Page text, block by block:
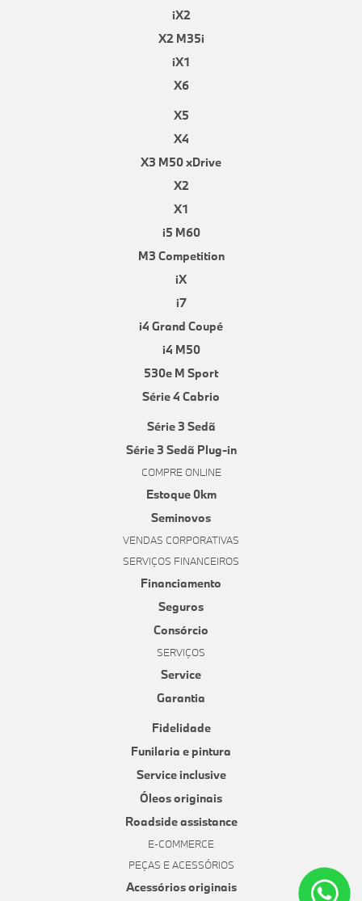
iX2
X2 M35i
iX1
X6
X5
X4
X3 M50 xDrive
X2
X1
i5 M60
M3 Competition
iX
i7
i4 Grand Coupé
i4 M50
530e M Sport
Série 4 Cabrio
Série 3 Sedã
Série 3 Sedã Plug-in
COMPRE ONLINE
Estoque 0km
Seminovos
VENDAS CORPORATIVAS
SERVIÇOS FINANCEIROS
Financiamento
Seguros
Consórcio
SERVIÇOS
Service
Garantia
Fidelidade
Funilaria e pintura
Service inclusive
Óleos originais
Roadside assistance
E-COMMERCE
PEÇAS E ACESSÓRIOS
Acessórios originais